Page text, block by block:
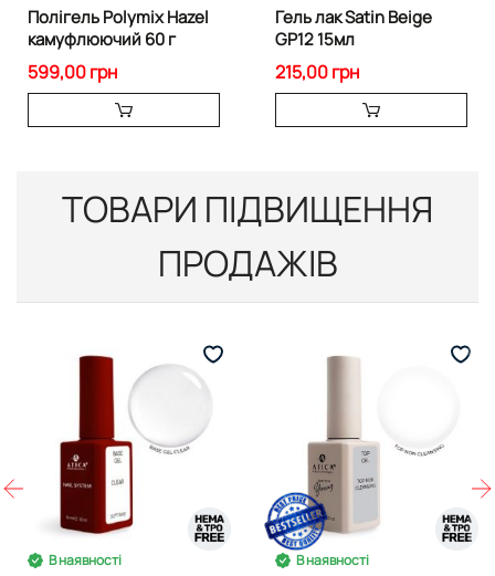
Полігель Polymix Hazel
камуфлюючий 60 г
599,00 грн
Гель лак Satin Beige
GP12 15мл
215,00 грн
ТОВАРИ ПІДВИЩЕННЯ
ПРОДАЖІВ
В наявності В наявності